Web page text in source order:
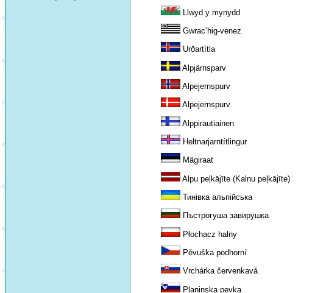
Llwyd y mynydd
Gwrac’hig-venez
Urðartítla
Alpjärnsparv
Alpejernspurv
Alpejernspurv
Alppirautiainen
Heltnarjarntítlingur
Mägiraat
Alpu peļkājīte (Kalnu peļkājīte)
Тинівка альпійська
Пъстрогуша завирушка
Płochacz halny
Pěvuška podhorní
Vrchárka červenkavá
Planinska pevka